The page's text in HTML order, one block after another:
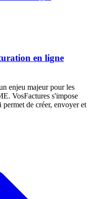
en ligne
enjeu majeur pour les
VosFactures s'impose
de créer, envoyer et